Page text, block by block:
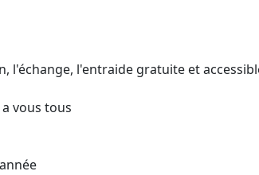
l'échange, l'entraide gratuite et
vous tous